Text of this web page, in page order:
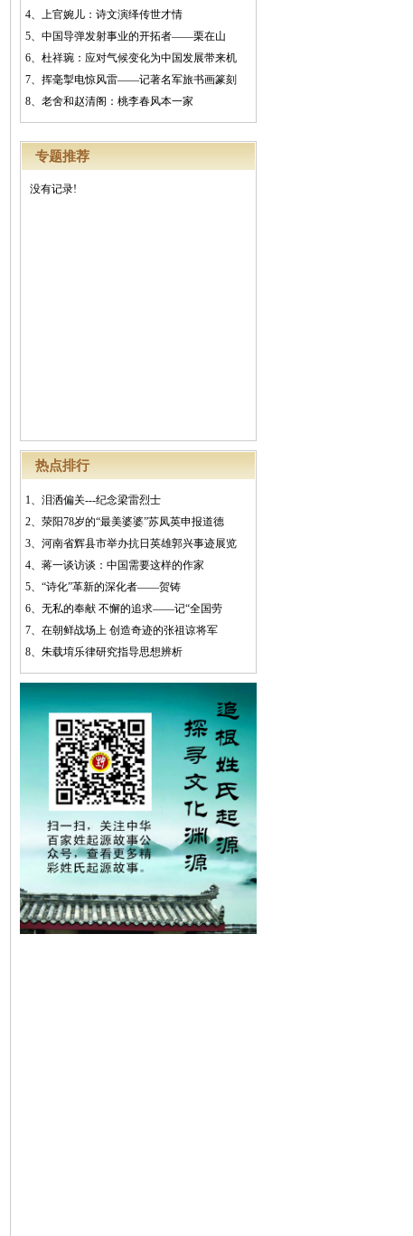
4、 上官婉儿：诗文演绎传世才情
5、 中国导弹发射事业的开拓者——栗在山
6、 杜祥琬：应对气候变化为中国发展带来机
7、 挥毫掣电惊风雷——记著名军旅书画篆刻
8、 老舍和赵清阁：桃李春风本一家
专题推荐
没有记录!
热点排行
1、 泪洒偏关---纪念梁雷烈士
2、 荥阳78岁的“最美婆婆”苏凤英申报道德
3、 河南省辉县市举办抗日英雄郭兴事迹展览
4、 蒋一谈访谈：中国需要这样的作家
5、 “诗化”革新的深化者——贺铸
6、 无私的奉献 不懈的追求——记“全国劳
7、 在朝鲜战场上 创造奇迹的张祖谅将军
8、 朱载堉乐律研究指导思想辨析